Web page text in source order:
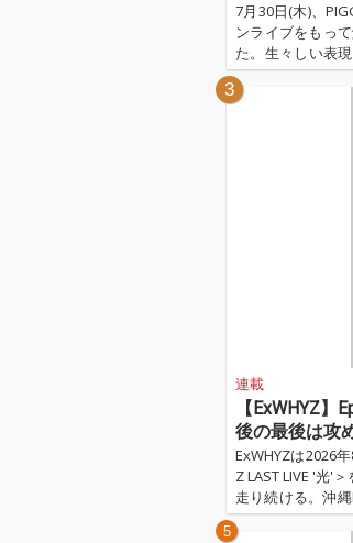
7月30日(木)、
ンライブをもっ
た。生々しい表
こと、理由をで
方も来られなか
3
連載
【ExWHYZ
後の最後は攻
ExWHYZは2026
Z LAST LIVE '光'
走り続ける。沖
の対バンに臨み
を届ける。寂し
5